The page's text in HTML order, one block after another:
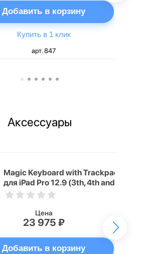
Добавить в корзину
Купить в 1 клик
арт. 847
Аксессуары
Magic Keyboard with Trackpad
для iPad Pro 12.9 (3th, 4th and
5th generation) русская,
Цена
23 975 ₽
Добавить в корзину